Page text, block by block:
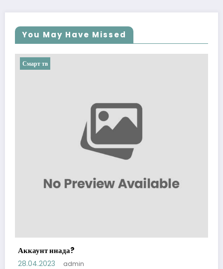
You May Have Missed
Смарт тв
Аккаунт ннада?
28.04.2023 admin